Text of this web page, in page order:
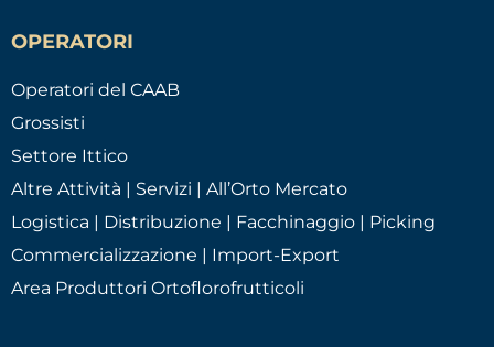
OPERATORI
Operatori del CAAB
Grossisti
Settore Ittico
Altre Attività | Servizi | All’Orto Mercato
Logistica | Distribuzione | Facchinaggio | Picking
Commercializzazione | Import-Export
Area Produttori Ortoflorofrutticoli